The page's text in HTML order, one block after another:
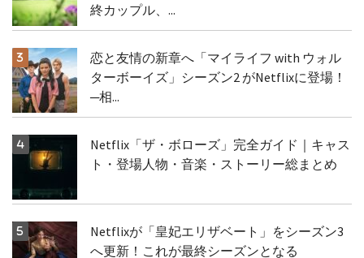
終カップル、...
恋と友情の新章へ「マイライフ with ウォル
ターボーイズ」シーズン2 がNetflixに登場！
─相...
Netflix「ザ・ボローズ」完全ガイド｜キャス
ト・登場人物・音楽・ストーリー総まとめ
Netflixが「皇妃エリザベート」をシーズン3
へ更新！これが最終シーズンとなる